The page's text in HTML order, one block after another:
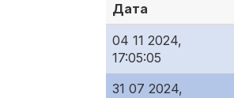
Дата
04 11 2024,
17:05:05
31 07 2024,